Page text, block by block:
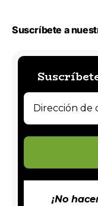
Suscríbete a
¡No